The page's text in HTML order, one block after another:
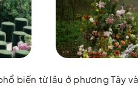
biến từ lâu ở phương Tây